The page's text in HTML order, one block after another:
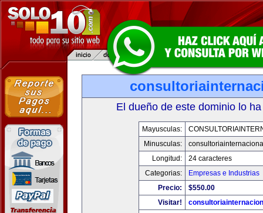
El dueño de este dominio lo
Mayusculas:
Minusculas:
Longitud:
24 caracteres
Categorias:
Empresas e Industrias
Precio:
$550.00
Visitar!